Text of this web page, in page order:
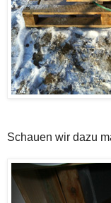
Schauen wir dazu